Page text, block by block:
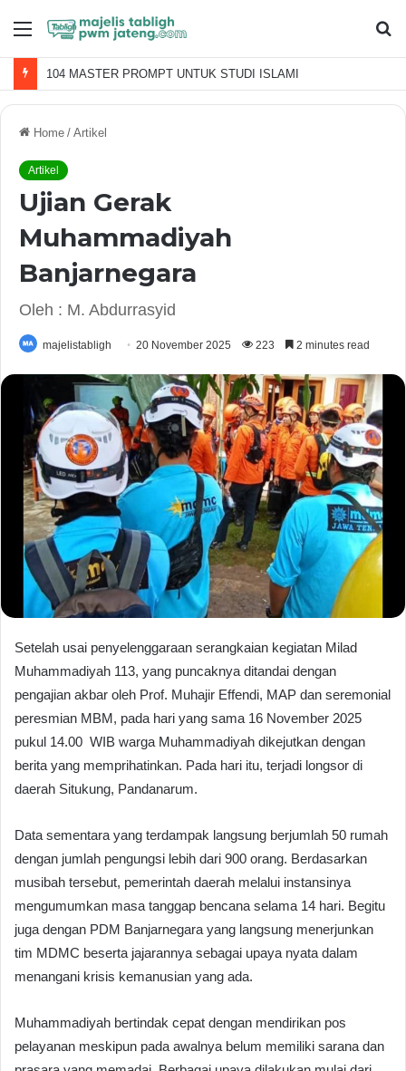
Menu
104 MASTER PROMPT UNTUK STUDI ISLAMI
Home / Artikel
Artikel
Ujian Gerak
Muhammadiyah
Banjarnegara
Oleh : M. Abdurrasyid
majelistabligh 20 November 2025 223 2 minutes read
Setelah usai penyelenggaraan serangkaian kegiatan Milad
Muhammadiyah 113, yang puncaknya ditandai dengan
pengajian akbar oleh Prof. Muhajir Effendi, MAP dan seremonial
peresmian MBM, pada hari yang sama 16 November 2025
pukul 14.00 WIB warga Muhammadiyah dikejutkan dengan
berita yang memprihatinkan. Pada hari itu, terjadi longsor di
daerah Situkung, Pandanarum.
Data sementara yang terdampak langsung berjumlah 50 rumah
dengan jumlah pengungsi lebih dari 900 orang. Berdasarkan
musibah tersebut, pemerintah daerah melalui instansinya
mengumumkan masa tanggap bencana selama 14 hari. Begitu
juga dengan PDM Banjarnegara yang langsung menerjunkan
tim MDMC beserta jajarannya sebagai upaya nyata dalam
menangani krisis kemanusian yang ada.
Muhammadiyah bertindak cepat dengan mendirikan pos
pelayanan meskipun pada awalnya belum memiliki sarana dan